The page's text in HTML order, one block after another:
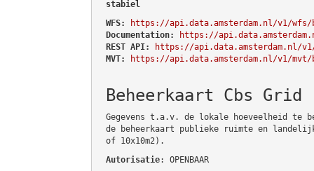
stabiel
WFS:
https://api.data.amsterdam.nl/v1/wfs/
Documentation:
https://
REST API:
https://api.data.amsterdam.nl/
MVT:
https://api.data.amsterdam.nl/v1/mvt/
Beheerkaart Cbs Grid
Gegevens t.a.v. de lokale hoeveelheid te
de beheerkaart publieke ruimte en landelijk
of 10x10m2).
Autorisatie: OPENBAAR